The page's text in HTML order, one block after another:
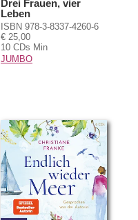
Drei Frauen, vier
Leben
ISBN 978-3-8337-4260-6
€ 25,00
10 CDs Min
JUMBO